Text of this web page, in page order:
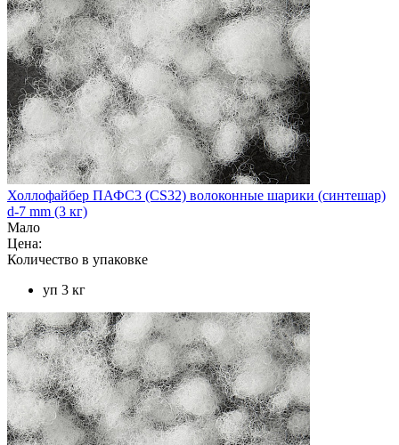
Холлофайбер ПАФС3 (CS32) волоконные шарики (синтешар)
d-7 mm (3 кг)
Мало
Цена:
Количество в упаковке
уп 3 кг